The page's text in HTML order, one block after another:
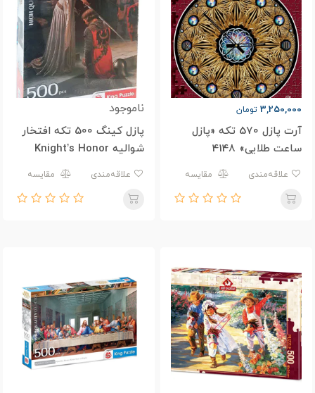
3,250,000 تومان
آرت پازل 570 تکه «پازل
ساعت طلایی» 4148
مقایسه
ناموجود
پازل کینگ 500 تکه افتخار
شوالیه Knight’s Honor
مقایسه